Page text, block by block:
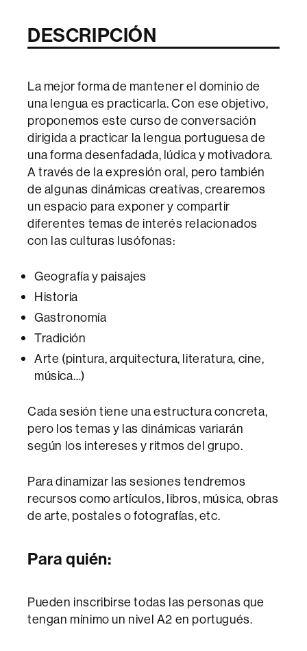
DESCRIPCIÓN
La mejor forma de mantener el dominio de
una lengua es practicarla. Con ese objetivo,
proponemos este curso de conversación
dirigida a practicar la lengua portuguesa de
una forma desenfadada, lúdica y motivadora.
A través de la expresión oral, pero también
de algunas dinámicas creativas, crearemos
un espacio para exponer y compartir
diferentes temas de interés relacionados
con las culturas lusófonas:
Geografía y paisajes
Historia
Gastronomía
Tradición
Arte (pintura, arquitectura, literatura, cine,
música…)
Cada sesión tiene una estructura concreta,
pero los temas y las dinámicas variarán
según los intereses y ritmos del grupo.
Para dinamizar las sesiones tendremos
recursos como artículos, libros, música, obras
de arte, postales o fotografías, etc.
Para quién:
Pueden inscribirse todas las personas que
tengan mínimo un nivel A2 en portugués.